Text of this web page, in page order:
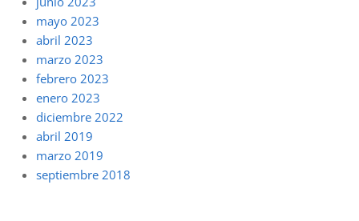
mayo 2023
abril 2023
marzo 2023
febrero 2023
enero 2023
diciembre 2022
abril 2019
marzo 2019
septiembre 2018